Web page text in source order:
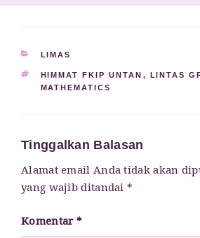
KATEGORI
LIMAS
TAG
HIMMAT FKIP UNTAN , LINTAS
MATHEMATICS
Tinggalkan Balasan
Alamat email Anda tidak akan
yang wajib ditandai*
Komentar*